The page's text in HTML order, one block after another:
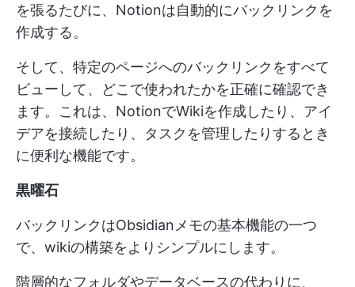
を張るたびに、Notionは自動的にバックリンクを
作成する。
そして、特定のページへのバックリンクをすべて
ビューして、どこで使われたかを正確に確認でき
ます。これは、NotionでWikiを作成したり、アイ
デアを接続したり、タスクを管理したりするとき
に便利な機能です。
黒曜石
バックリンクはObsidianメモの基本機能の一つ
で、wikiの構築をよりシンプルにします。
階層的なフォルダやデータベースの代わりに、